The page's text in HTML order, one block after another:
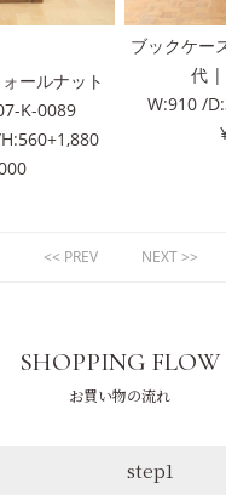
ールナット
K-0089
ブックケ
代 |
W:910 /
<< PREV NEXT >>
SHOPPING FLOW
お買い物の流れ
step1